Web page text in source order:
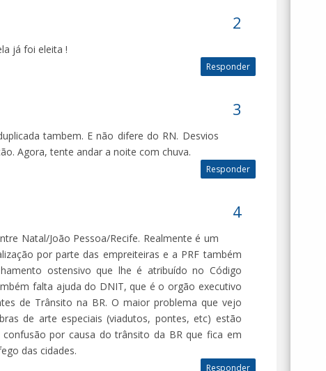
já foi eleita !
Responder
tambem. E não difere do RN. Desvios
Agora, tente andar a noite com chuva.
Responder
Natal/João Pessoa/Recife. Realmente é um
por parte das empreiteiras e a PRF também
ostensivo que lhe é atribuído no Código
falta ajuda do DNIT, que é o orgão executivo
de Trânsito na BR. O maior problema que vejo
de arte especiais (viadutos, pontes, etc) estão
por causa do trânsito da BR que fica em
das cidades.
Responder